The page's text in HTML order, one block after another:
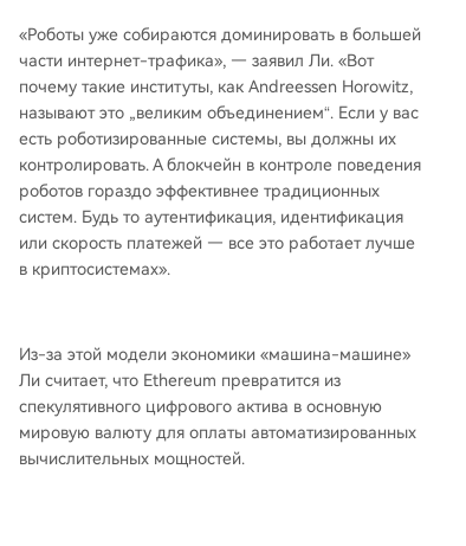
«Роботы уже собираются доминировать в большей
части интернет-трафика», — заявил Ли. «Вот
почему такие институты, как Andreessen Horowitz,
называют это „великим объединением“. Если у вас
есть роботизированные системы, вы должны их
контролировать. А блокчейн в контроле поведения
роботов гораздо эффективнее традиционных
систем. Будь то аутентификация, идентификация
или скорость платежей — все это работает лучше
в криптосистемах».
Из-за этой модели экономики «машина-машине»
Ли считает, что Ethereum превратится из
спекулятивного цифрового актива в основную
мировую валюту для оплаты автоматизированных
вычислительных мощностей.